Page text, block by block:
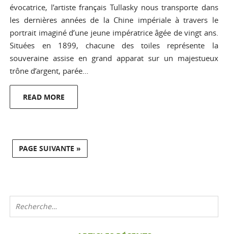
évocatrice, l’artiste français Tullasky nous transporte dans
les dernières années de la Chine impériale à travers le
portrait imaginé d’une jeune impératrice âgée de vingt ans.
Situées en 1899, chacune des toiles représente la
souveraine assise en grand apparat sur un majestueux
trône d’argent, parée…
READ MORE
PAGE SUIVANTE »